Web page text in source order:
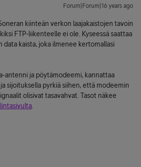
Forum|Forum|16 years ago
kiinteän verkon laajakaistojen tavoin
FTP-liikenteelle ei ole. Kyseessä saattaa
data kaista, joka ilmenee kertomallasi
antenni ja pöytämodeemi, kannattaa
sijoituksella pyrkiä siihen, että modeemin
olisivat tasavahvat. Tasot näkee